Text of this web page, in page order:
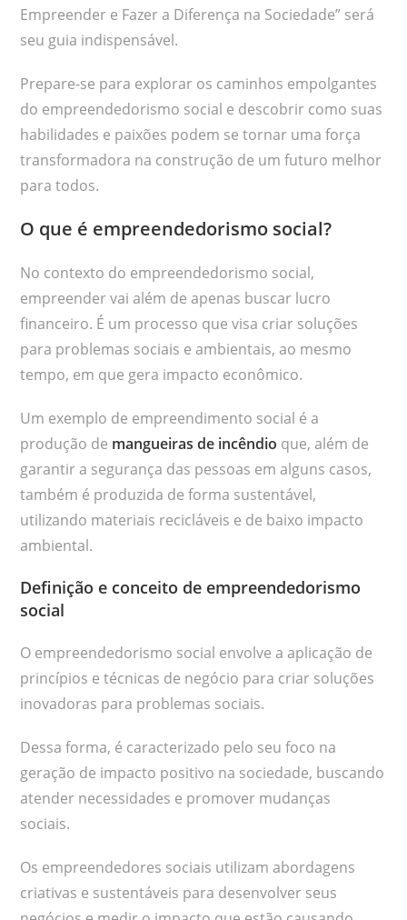
Empreender e Fazer a Diferença na Sociedade” será
seu guia indispensável.
Prepare-se para explorar os caminhos empolgantes
do empreendedorismo social e descobrir como suas
habilidades e paixões podem se tornar uma força
transformadora na construção de um futuro melhor
para todos.
O que é empreendedorismo social?
No contexto do empreendedorismo social,
empreender vai além de apenas buscar lucro
financeiro. É um processo que visa criar soluções
para problemas sociais e ambientais, ao mesmo
tempo, em que gera impacto econômico.
Um exemplo de empreendimento social é a
produção de mangueiras de incêndio que, além de
garantir a segurança das pessoas em alguns casos,
também é produzida de forma sustentável,
utilizando materiais recicláveis e de baixo impacto
ambiental.
Definição e conceito de empreendedorismo
social
O empreendedorismo social envolve a aplicação de
princípios e técnicas de negócio para criar soluções
inovadoras para problemas sociais.
Dessa forma, é caracterizado pelo seu foco na
geração de impacto positivo na sociedade, buscando
atender necessidades e promover mudanças
sociais.
Os empreendedores sociais utilizam abordagens
criativas e sustentáveis para desenvolver seus